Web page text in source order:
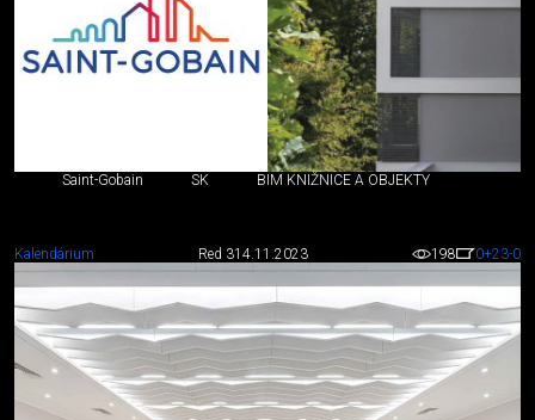
Saint-Gobain SK BIM KNIŽNICE A OBJEKTY
Kalendárium Red 314.11.2023 198 0+23-0